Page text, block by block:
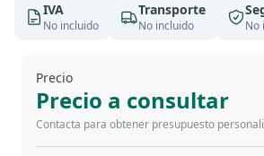
IVA
No incluido
Transporte
No incluido No
Precio
Precio a consultar
Contacta para obtener presupuesto